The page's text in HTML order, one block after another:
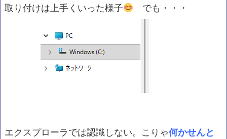
取り付けは上手くいった様子 でも・・・
エクスプローラでは認識しない。こりゃ何かせんと